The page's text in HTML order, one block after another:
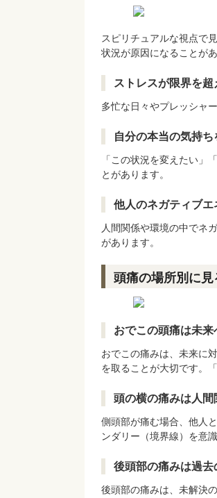
スピリチュアルな視点で
状況が原因になることがあ
ストレスが限界を超
多忙な日々やプレッシャ
自分の本当の気持
「この状況を変えたい」
とがあります。
他人のネガティブ
人間関係や環境の中でネ
があります。
頭痛の場所別に
おでこの頭痛は未
おでこの痛みは、未来に
を取ることが大切です。
頭の横の痛みは人
側頭部が痛む場合、他人
ンダリー（境界線）を意
後頭部の痛みは過
後頭部の痛みは、未解決